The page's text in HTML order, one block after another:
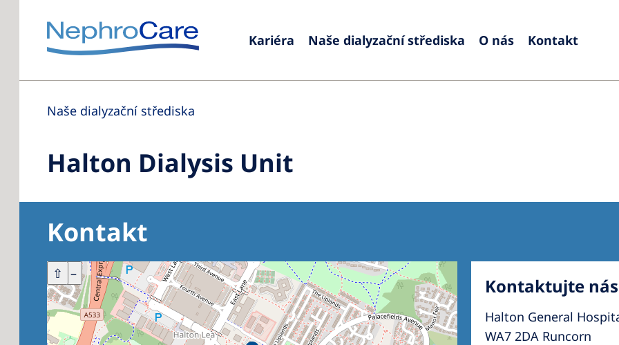
Kariéra Naše dialyzační střediska O nás Kontakt
Europe
Poland
Portugal
Romania
Naše dialyzační střediska
Halton Dialysis Unit
Kontakt
+ –
⇧
Kontaktujte nás
Halton General
WA7 2DA Runcorn